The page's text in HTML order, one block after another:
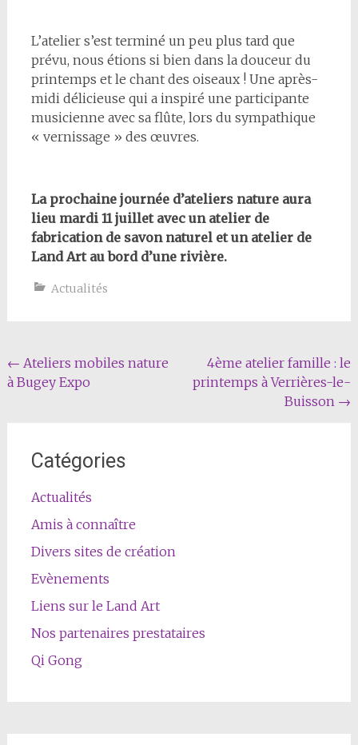
L’atelier s’est terminé un peu plus tard que
prévu, nous étions si bien dans la douceur du
printemps et le chant des oiseaux ! Une après-
midi délicieuse qui a inspiré une participante
musicienne avec sa flûte, lors du sympathique
« vernissage » des œuvres.
La prochaine journée d’ateliers nature aura
lieu mardi 11 juillet avec un atelier de
fabrication de savon naturel et un atelier de
Land Art au bord d’une rivière.
Actualités
Navigation
Article
← Ateliers mobiles nature
à Bugey Expo
4ème atelier famille : le
printemps à Verrières-le-
Buisson →
Catégories
Actualités
Amis à connaître
Divers sites de création
Evènements
Liens sur le Land Art
Nos partenaires prestataires
Qi Gong